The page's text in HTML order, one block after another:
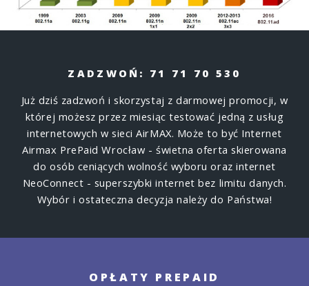
ZADZWOŃ: 71 71 70 530
Już dziś zadzwoń i skorzystaj z darmowej promocji, w
której możesz przez miesiąc testować jedną z usług
internetowych w sieci AirMAX. Może to być Internet
Airmax PrePaid Wrocław - świetna oferta skierowana
do osób ceniących wolność wyboru oraz internet
NeoConnect - superszybki internet bez limitu danych.
Wybór i ostateczna decyzja należy do Państwa!
OPŁATY PREPAID